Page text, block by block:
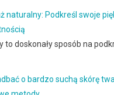
naturalny: Podkreśl swoje
to doskonały sposób na
o bardzo suchą skórę